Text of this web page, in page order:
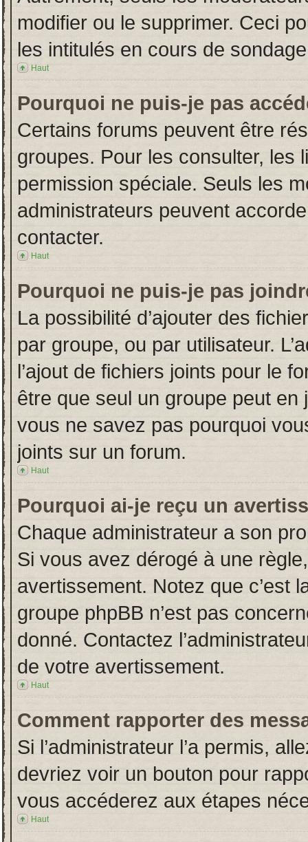
modifier ou le supprimer. Ceci
les intitulés en cours de
Haut
Pourquoi ne puis-je pas
Certains forums peuvent être
groupes. Pour les consulter, les
permission spéciale. Seuls les
administrateurs peuvent
contacter.
Haut
Pourquoi ne puis-je pas
La possibilité d’ajouter des
par groupe, ou par utilisateur.
l’ajout de fichiers joints pour le
être que seul un groupe peut en
vous ne savez pas pourquoi
joints sur un forum.
Haut
Pourquoi ai-je reçu un
Chaque administrateur a son
Si vous avez dérogé à une
avertissement. Notez que c’est
groupe phpBB n’est pas
donné. Contactez
de votre avertissement.
Haut
Comment rapporter des
Si l’administrateur l’a permis,
devriez voir un bouton pour
vous accéderez aux étapes
Haut